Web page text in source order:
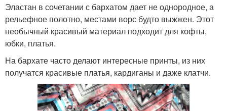
Эластан в сочетании с бархатом дает не однородное, а
рельефное полотно, местами ворс будто выжжен. Этот
необычный красивый материал подходит для кофты,
юбки, платья.
На бархате часто делают интересные принты, из них
получатся красивые платья, кардиганы и даже клатчи.